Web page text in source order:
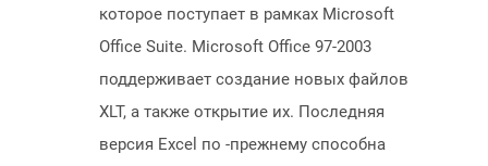
которое поступает в рамках Microsoft
Office Suite. Microsoft Office 97-2003
поддерживает создание новых файлов
XLT, а также открытие их. Последняя
версия Excel по -прежнему способна